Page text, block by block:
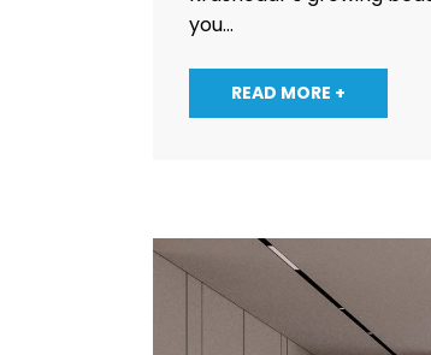
you…
READ MORE +